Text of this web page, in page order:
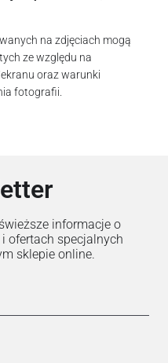
na zdjęciach mogą
ze względu na
oraz warunki
fotografii.
informacje o
ofertach specjalnych
sklepie online.